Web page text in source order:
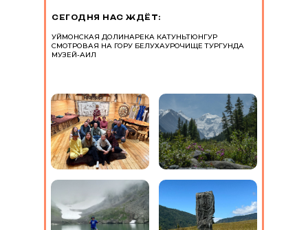
СЕГОДНЯ НАС ЖДЁТ:
УЙМОНСКАЯ ДОЛИНАРЕКА КАТУНЬТЮНГУР
СМОТРОВАЯ НА ГОРУ БЕЛУХАУРОЧИЩЕ ТУРГУНДА
МУЗЕЙ-АИЛ